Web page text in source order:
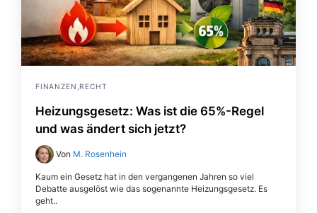
FINANZEN,RECHT
Heizungsgesetz: Was ist die 65%-Regel
und was ändert sich jetzt?
Von M. Rosenhein
Kaum ein Gesetz hat in den vergangenen Jahren so viel
Debatte ausgelöst wie das sogenannte Heizungsgesetz. Es
geht